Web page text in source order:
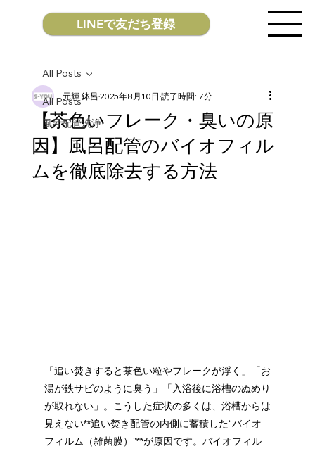
LINEで友だち登録
All Posts
風呂配管洗浄
All Posts
【茶色いフレーク・臭いの原
因】風呂配管のバイオフィル
ムを徹底除去する方法
元輝 鉢呂2025年8月10日 読了時間: 7分
「追い焚きすると茶色い粒やフレークが浮く」「お
湯が鉄サビのように臭う」「入浴後に浴槽のぬめり
が取れない」。こうした症状の多くは、浴槽からは
見えない**追い焚き配管の内側に蓄積した“バイオ
フィルム（雑菌膜）”**が原因です。バイオフィル